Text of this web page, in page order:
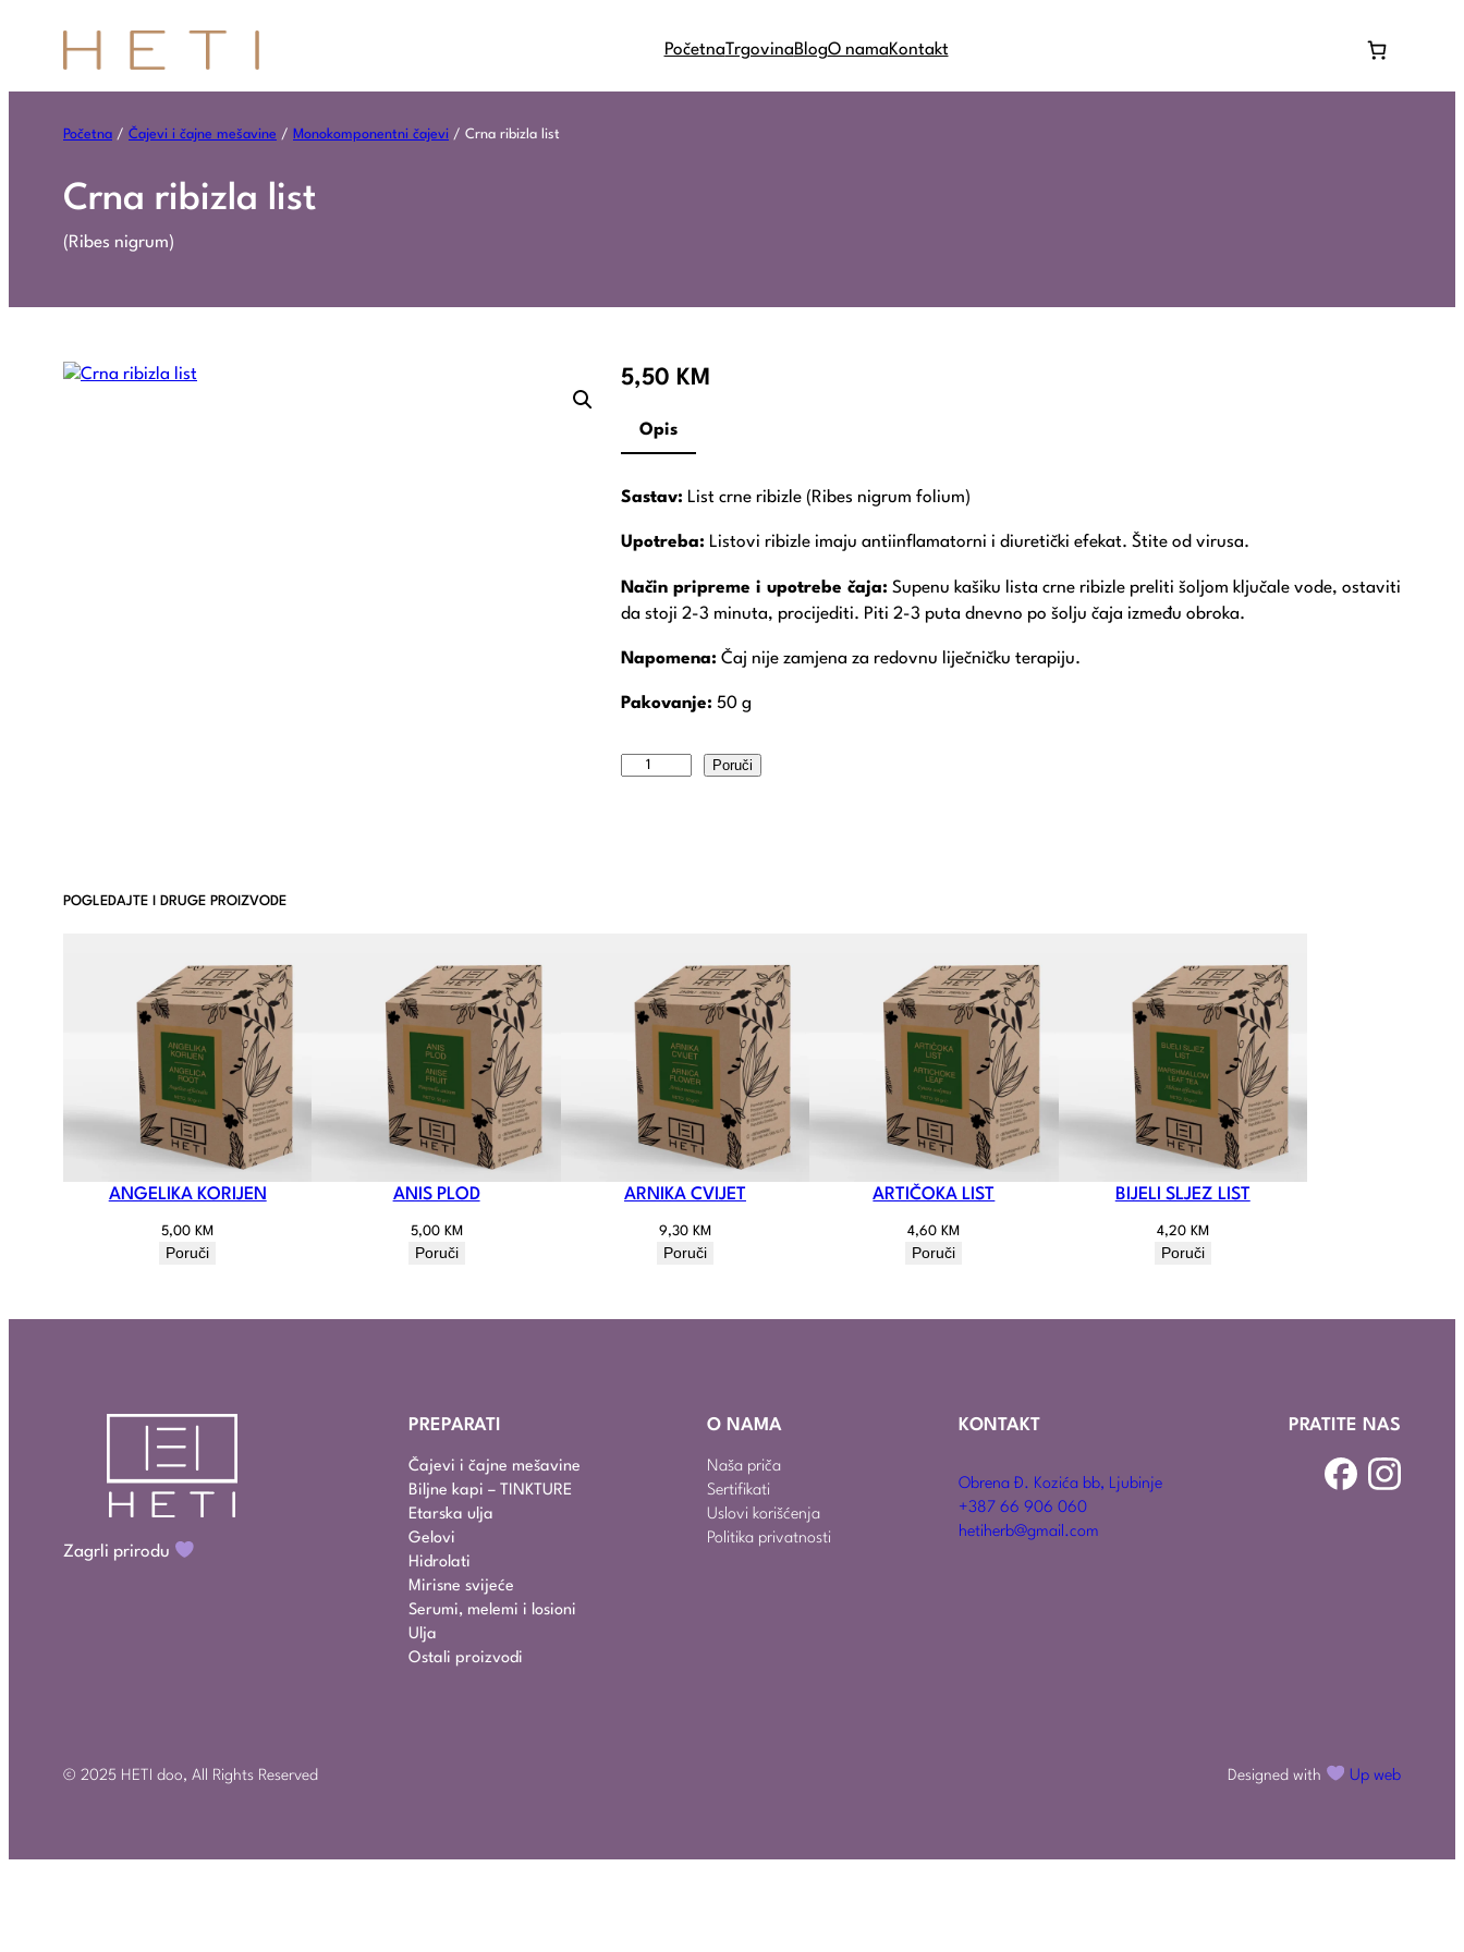
Početna TrgovinaBlogO namaKontakt
Početna / Čajevi i čajne mešavine / Monokomponentni čajevi / Crna ribizla list
Crna ribizla list
(Ribes nigrum)
5,50 KM
Opis
Sastav: List crne ribizle (Ribes nigrum folium)
Upotreba: Listovi ribizle imaju antiinflamatorni i diuretički efekat. Štite od virusa.
Način pripreme i upotrebe čaja: Supenu kašiku lista crne ribizle preliti šoljom ključale vode, ostaviti
da stoji 2-3 minuta, procijediti. Piti 2-3 puta dnevno po šolju čaja između obroka.
Napomena: Čaj nije zamjena za redovnu liječničku terapiju.
Pakovanje: 50 g
Poruči
POGLEDAJTE I DRUGE PROIZVODE
ANGELIKA KORIJEN
5,00 KM
Poruči
ANIS PLOD
5,00 KM
Poruči
ARNIKA CVIJET
9,30 KM
Poruči
ARTIČOKA LIST
4,60 KM
Poruči
BIJELI SLJEZ LIST
4,20 KM
Poruči
Zagrli prirodu
PREPARATI
Čajevi i čajne mešavine
Biljne kapi – TINKTURE
Etarska ulja
Gelovi
Hidrolati
Mirisne svijeće
Serumi, melemi i losioni
Ulja
Ostali proizvodi
O NAMA
Naša priča
Sertifikati
Uslovi korišćenja
Politika privatnosti
KONTAKT
Obrena Đ. Kozića bb, Ljubinje
+387 66 906 060
hetiherb@gmail.com
PRATITE NAS
© 2025 HETI doo, All Rights Reserved Designed with Up web